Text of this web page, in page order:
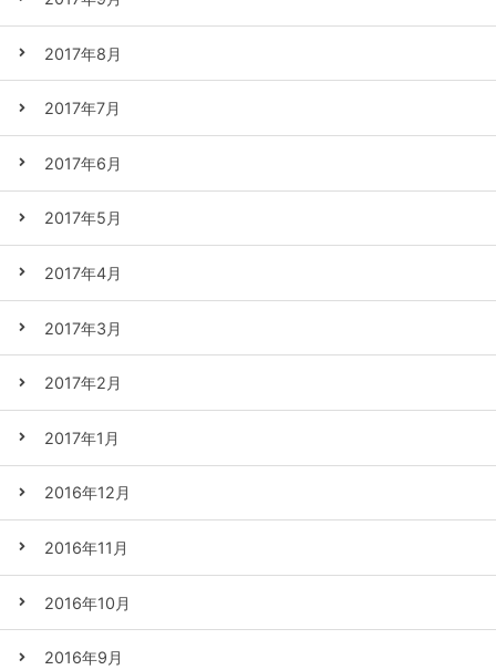
2017年8月
2017年7月
2017年6月
2017年5月
2017年4月
2017年3月
2017年2月
2017年1月
2016年12月
2016年11月
2016年10月
2016年9月